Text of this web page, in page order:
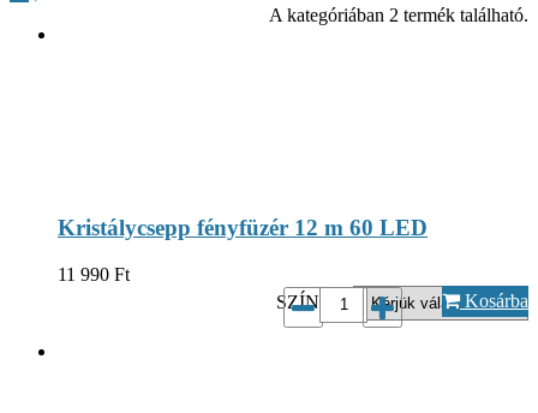
A kategóriában 2 termék található.
Kristálycsepp fényfüzér 12 m 60 LED
11 990 Ft
SZÍN...*:
Kosárba